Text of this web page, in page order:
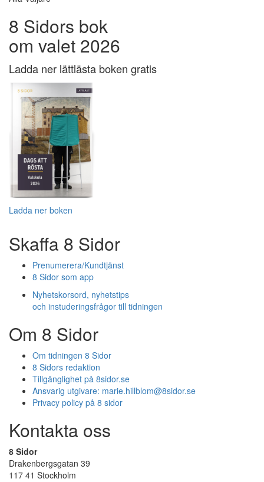
8 Sidors bok
om valet 2026
Ladda ner lättlästa boken gratis
Ladda ner boken
Skaffa 8 Sidor
Prenumerera/Kundtjänst
8 Sidor som app
Nyhetskorsord, nyhetstips
och instuderingsfrågor till tidningen
Om 8 Sidor
Om tidningen 8 Sidor
8 Sidors redaktion
Tillgänglighet på 8sidor.se
Ansvarig utgivare: marie.hillblom@8sidor.se
Privacy policy på 8 sidor
Kontakta oss
8 Sidor
Drakenbergsgatan 39
117 41 Stockholm